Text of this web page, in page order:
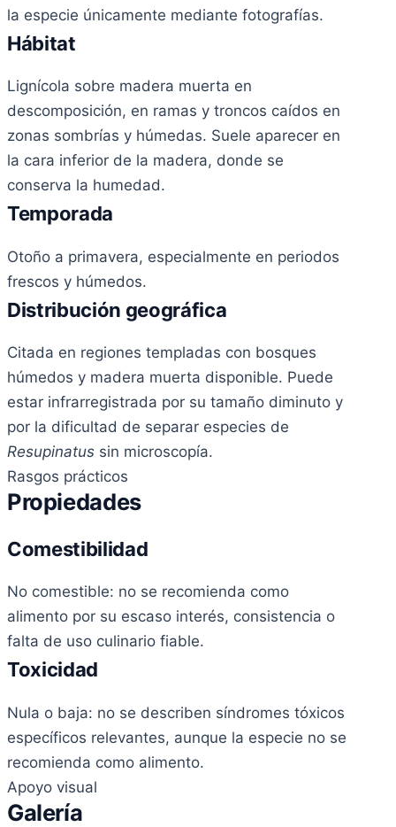
la especie únicamente mediante fotografías.
Hábitat
Lignícola sobre madera muerta en
descomposición, en ramas y troncos caídos en
zonas sombrías y húmedas. Suele aparecer en
la cara inferior de la madera, donde se
conserva la humedad.
Temporada
Otoño a primavera, especialmente en periodos
frescos y húmedos.
Distribución geográfica
Citada en regiones templadas con bosques
húmedos y madera muerta disponible. Puede
estar infrarregistrada por su tamaño diminuto y
por la dificultad de separar especies de
Resupinatus sin microscopía.
Rasgos prácticos
Propiedades
Comestibilidad
No comestible: no se recomienda como
alimento por su escaso interés, consistencia o
falta de uso culinario fiable.
Toxicidad
Nula o baja: no se describen síndromes tóxicos
específicos relevantes, aunque la especie no se
recomienda como alimento.
Apoyo visual
Galería